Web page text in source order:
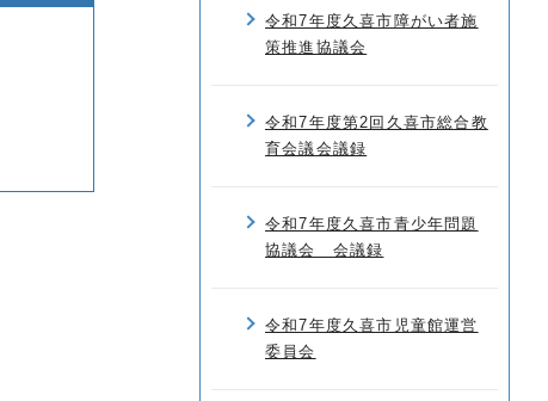
令和7年度久喜市障がい者施
策推進協議会
令和7年度第2回久喜市総合教
育会議会議録
令和7年度久喜市青少年問題
協議会 会議録
令和7年度久喜市児童館運営
委員会